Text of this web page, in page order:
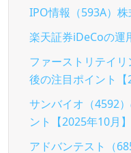
IPO情報（593A）
楽天証券iDeCoの運
ファーストリテイ
後の注目ポイント【
サンバイオ（4592
ント【2025年10月】
アドバンテスト（